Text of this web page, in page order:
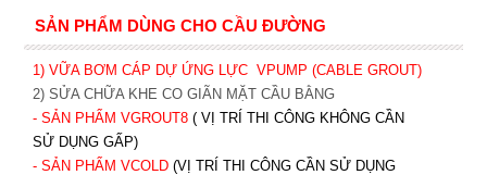
SẢN PHẨM DÙNG CHO CẦU ĐƯỜNG
1) VỮA BƠM CÁP DỰ ỨNG LỰC VPUMP (CABLE GROUT)
2) SỬA CHỮA KHE CO GIÃN MẶT CẦU BẰNG
- SẢN PHẨM VGROUT8 ( VỊ TRÍ THI CÔNG KHÔNG CẦN
SỬ DỤNG GẤP)
- SẢN PHẨM VCOLD (VỊ TRÍ THI CÔNG CẦN SỬ DỤNG